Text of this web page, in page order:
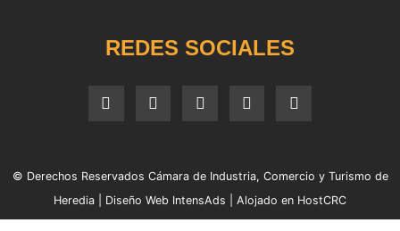
REDES SOCIALES
© Derechos Reservados Cámara de Industria, Comercio y Turismo de
Heredia | Diseño Web IntensAds Alojado en HostCRC